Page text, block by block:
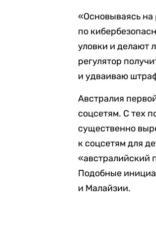
«Основываясь на
по
уловки и делают
регулятор
и удваиваю
Австралия
соцсетям. С тех
существенно
к соцсетям для
«австралийский
Подобные
и Малайзии.